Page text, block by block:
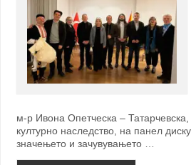
м-р Ивона Опетческа – Татарчевска,
културно наследство, на панел
значењето и зачувувањето …